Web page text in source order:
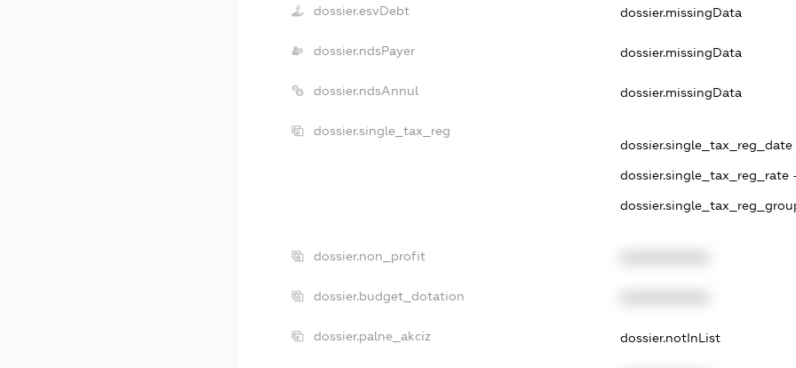
dossier.esvDebt dossier.missingData
dossier.ndsPayer dossier.missingData
dossier.ndsAnnul dossier.missingData
dossier.single_tax_reg
dossier.single_tax_reg_date
dossier.single_tax_reg_rate
dossier.non_profit
dossier.budget_dotation
dossier.palne_akciz dossier.notInList